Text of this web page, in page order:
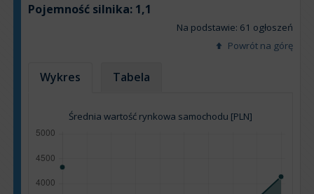
Pojemność silnika: 1,1
Na podstawie: 61 ogłoszeń
Powrót na górę
Wykres Tabela
Średnia wartość rynkowa samochodu [PLN]